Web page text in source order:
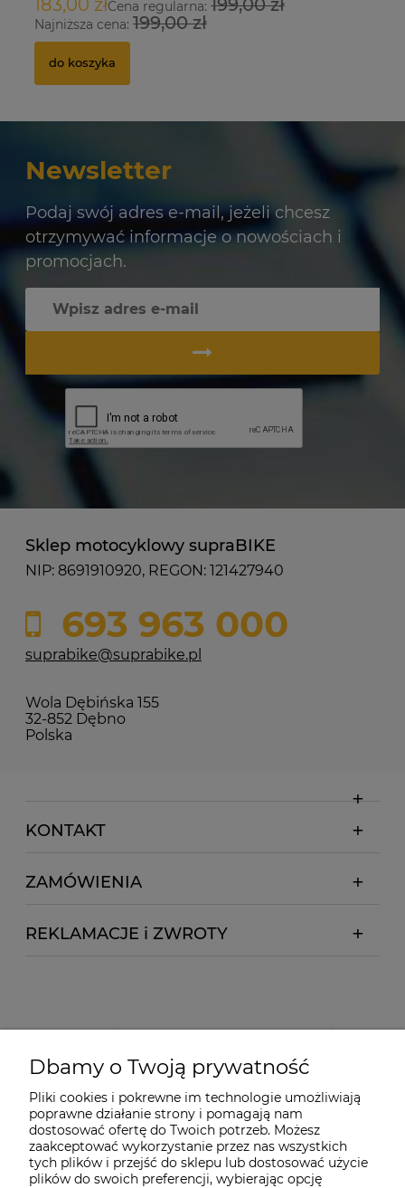
Cena regularna:
Najniższa cena: 199,00 zł
do koszyka
Newsletter
Podaj swój adres e-mail, jeżeli chcesz
otrzymywać informacje o nowościach i
promocjach.
Sklep motocyklowy supraBIKE
NIP: 8691910920, REGON: 121427940
693 963 000
suprabike@suprabike.pl
Wola Dębińska 155
32-852 Dębno
Polska
KONTAKT
ZAMÓWIENIA
REKLAMACJE i ZWROTY
Dbamy o Twoją prywatność
Pliki cookies i pokrewne im technologie umożliwiają
poprawne działanie strony i pomagają nam
dostosować ofertę do Twoich potrzeb. Możesz
zaakceptować wykorzystanie przez nas wszystkich
tych plików i przejść do sklepu lub dostosować użycie
plików do swoich preferencji, wybierając opcję